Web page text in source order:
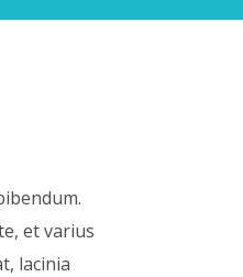
et varius
lacinia